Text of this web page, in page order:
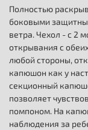
Полностью
боковыми
ветра. Чехол - с 2
открывания с
любой стороны,
капюшон как у
секционный
позволяет
помпоном. На
наблюдения за